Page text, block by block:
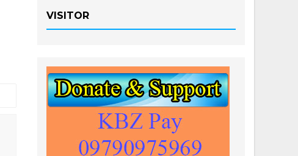
VISITOR